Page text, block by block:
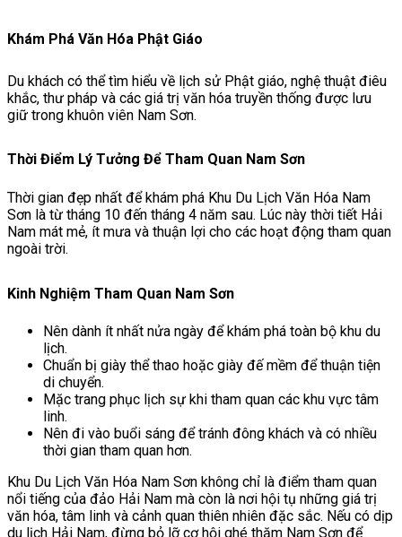
Khám Phá Văn Hóa Phật Giáo
Du khách có thể tìm hiểu về lịch sử Phật giáo, nghệ thuật điêu
khắc, thư pháp và các giá trị văn hóa truyền thống được lưu
giữ trong khuôn viên Nam Sơn.
Thời Điểm Lý Tưởng Để Tham Quan Nam Sơn
Thời gian đẹp nhất để khám phá Khu Du Lịch Văn Hóa Nam
Sơn là từ tháng 10 đến tháng 4 năm sau. Lúc này thời tiết Hải
Nam mát mẻ, ít mưa và thuận lợi cho các hoạt động tham quan
ngoài trời.
Kinh Nghiệm Tham Quan Nam Sơn
Nên dành ít nhất nửa ngày để khám phá toàn bộ khu du
lịch.
Chuẩn bị giày thể thao hoặc giày đế mềm để thuận tiện
di chuyển.
Mặc trang phục lịch sự khi tham quan các khu vực tâm
linh.
Nên đi vào buổi sáng để tránh đông khách và có nhiều
thời gian tham quan hơn.
Khu Du Lịch Văn Hóa Nam Sơn không chỉ là điểm tham quan
nổi tiếng của đảo Hải Nam mà còn là nơi hội tụ những giá trị
văn hóa, tâm linh và cảnh quan thiên nhiên đặc sắc. Nếu có dịp
du lịch Hải Nam, đừng bỏ lỡ cơ hội ghé thăm Nam Sơn để